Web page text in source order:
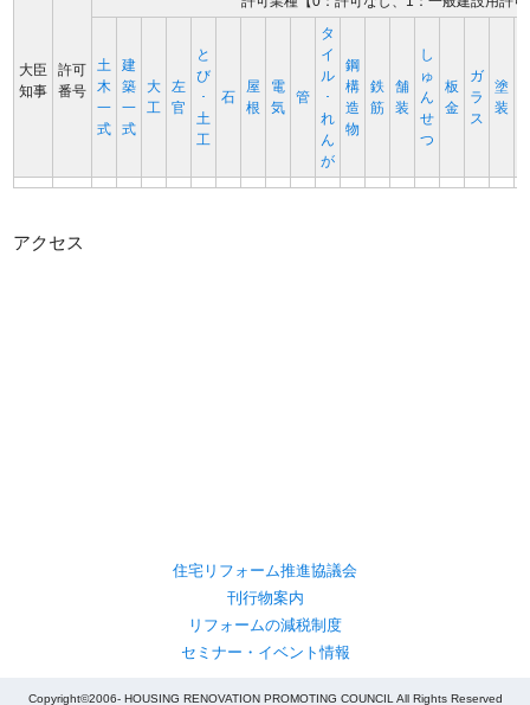
大臣
知事
許可
番号
土
木
一
式
建
築
一
式
大
工
左
官
と
び
･
土
工
石
屋
根
電
気
管
タ
イ
ル
･
れ
ん
が
鋼
構
造
物
鉄
筋
舗
装
し
ゅ
ん
せ
つ
板
金
ガ
ラ
ス
塗
装
アクセス
住宅リフォーム推進協議会
刊行物案内
リフォームの減税制度
セミナー・イベント情報
Copyright©2006- HOUSING RENOVATION PROMOTING COUNCIL All Rights Reserved